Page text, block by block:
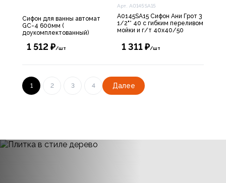
Сифон для ванны автомат
GC-4 600мм (
доукомплектованный)
1 512 ₽/шт
Арт. A0145SA15
A0145SA15 Сифон Ани Грот 3
1/2"* 40 с гибким переливом
мойки и г/т 40х40/50
1 311 ₽/шт
1 2 3 4 Далее